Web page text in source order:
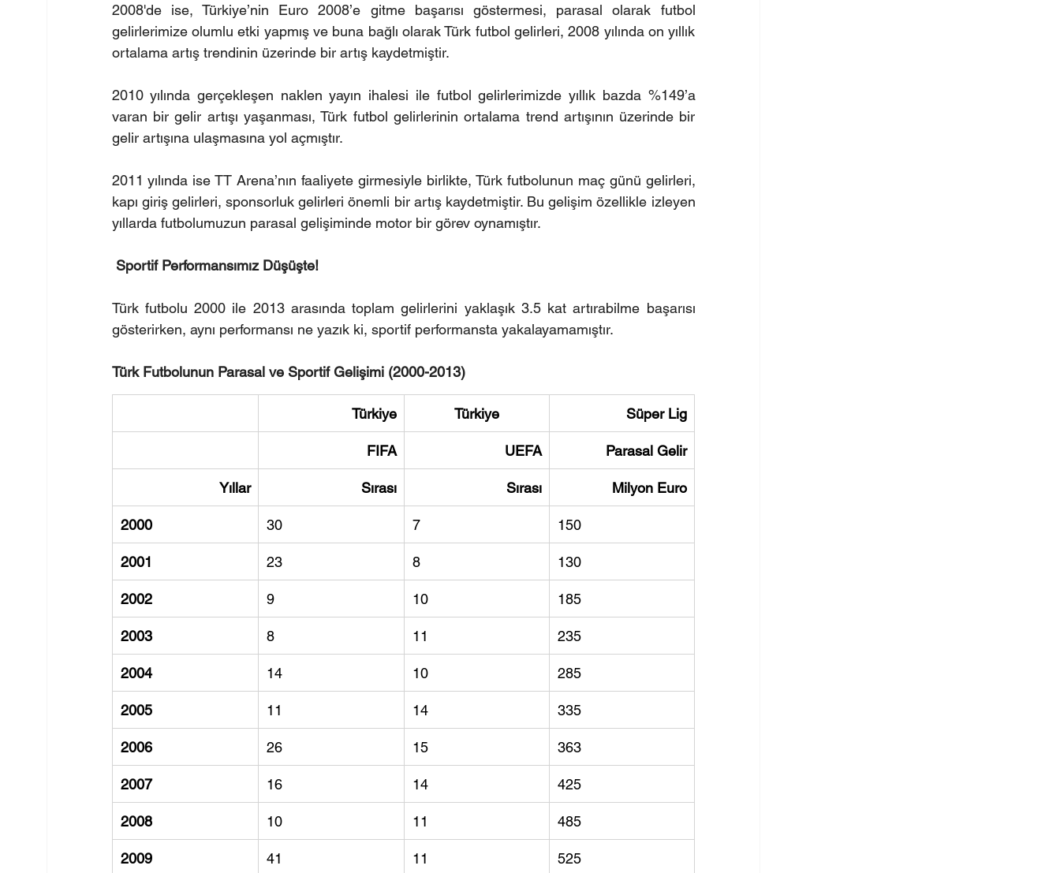
2008'de ise, Türkiye’nin Euro 2008’e gitme başarısı göstermesi, parasal olarak futbol
gelirlerimize olumlu etki yapmış ve buna bağlı olarak Türk futbol gelirleri, 2008 yılında on yıllık
ortalama artış trendinin üzerinde bir artış kaydetmiştir.
2010 yılında gerçekleşen naklen yayın ihalesi ile futbol gelirlerimizde yıllık bazda %149’a
varan bir gelir artışı yaşanması, Türk futbol gelirlerinin ortalama trend artışının üzerinde bir
gelir artışına ulaşmasına yol açmıştır.
2011 yılında ise TT Arena’nın faaliyete girmesiyle birlikte, Türk futbolunun maç günü gelirleri,
kapı giriş gelirleri, sponsorluk gelirleri önemli bir artış kaydetmiştir. Bu gelişim özellikle izleyen
yıllarda futbolumuzun parasal gelişiminde motor bir görev oynamıştır.
Sportif Performansımız Düşüşte!
Türk futbolu 2000 ile 2013 arasında toplam gelirlerini yaklaşık 3.5 kat artırabilme başarısı
gösterirken, aynı performansı ne yazık ki, sportif performansta yakalayamamıştır.
Türk Futbolunun Parasal ve Sportif Gelişimi (2000-2013)
Türkiye Türkiye Süper Lig
FIFA UEFA Parasal Gelir
Yıllar Sırası Sırası Milyon Euro
2000 30 7 150
2001 23 8 130
2002 9 10 185
2003 8 11 235
2004 14 10 285
2005 11 14 335
2006 26 15 363
2007 16 14 425
2008 10 11 485
2009 41 11 525